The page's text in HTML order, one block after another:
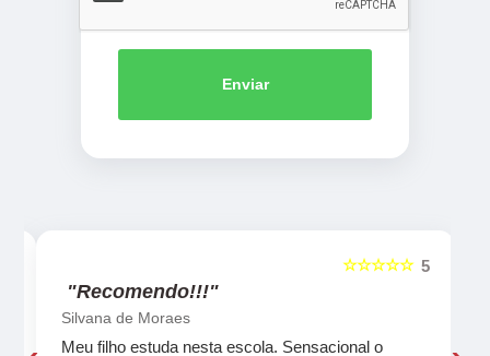
Enviar
5
☆☆☆☆☆
"Recomendo!!!"
Silvana de Moraes
Meu filho estuda nesta escola. Sensacional o